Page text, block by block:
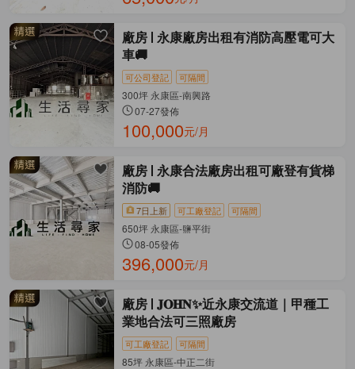
廠房
永康廠房出租有消防高壓電可大
車🚚
可公司登記 可隔間
300坪 永康區-南興路
07-27發佈
100,000元/月
廠房
永康合法廠房出租可廠登有貨梯
消防🚚
7日上新 可工廠登記 可隔間
650坪 永康區-鹽平街
08-05發佈
396,000元/月
廠房
𝐉𝐎𝐇𝐍✨近永康交流道｜甲種工
業地合法可三照廠房
可工廠登記 可隔間
85坪 永康區-中正二街